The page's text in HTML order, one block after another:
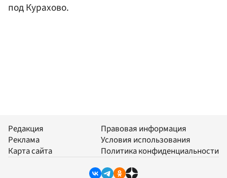
под Курахово.
Редакция
Реклама
Карта сайта
Правовая информация
Условия использования
Политика конфиденциальности